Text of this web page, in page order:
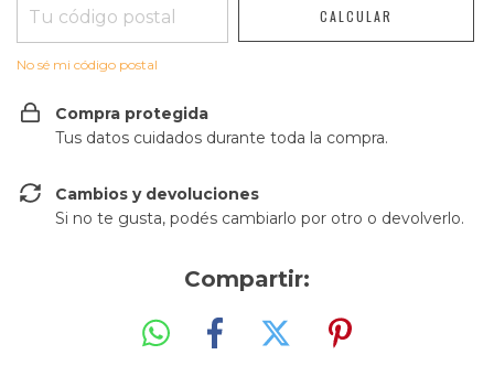
CALCULAR
No sé mi código postal
Compra protegida
Tus datos cuidados durante toda la compra.
Cambios y devoluciones
Si no te gusta, podés cambiarlo por otro o devolverlo.
Compartir: